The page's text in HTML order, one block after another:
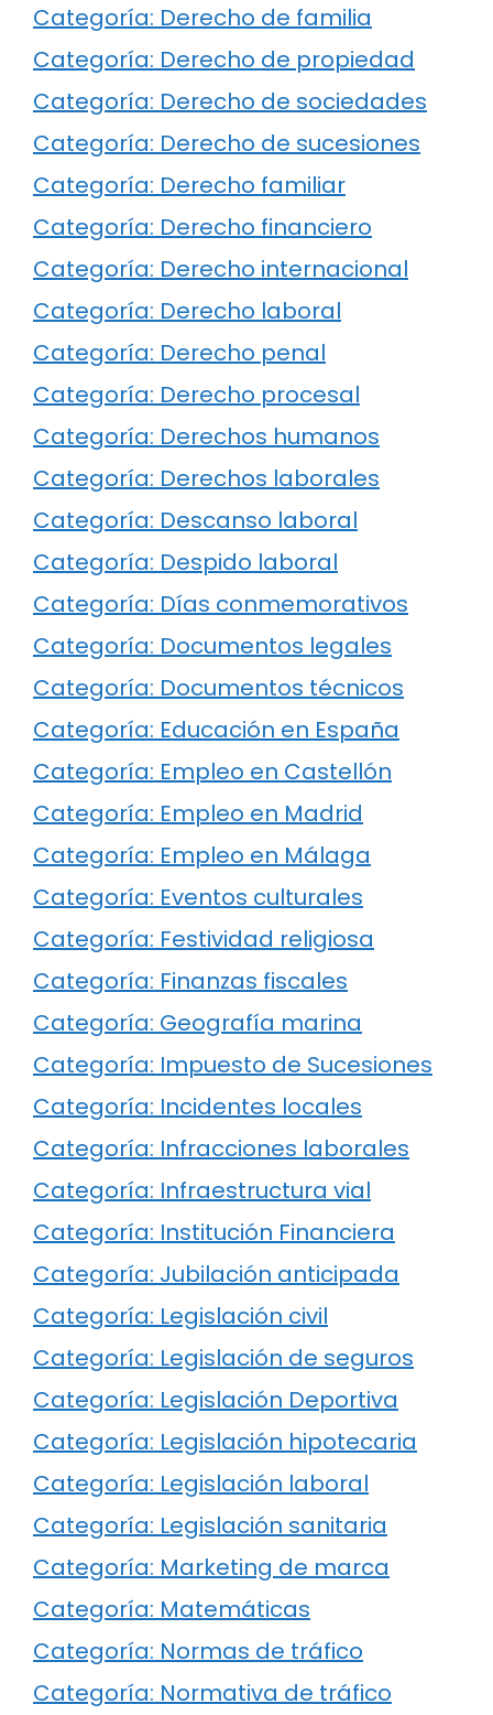
Categoría: Derecho de familia
Categoría: Derecho de propiedad
Categoría: Derecho de sociedades
Categoría: Derecho de sucesiones
Categoría: Derecho familiar
Categoría: Derecho financiero
Categoría: Derecho internacional
Categoría: Derecho laboral
Categoría: Derecho penal
Categoría: Derecho procesal
Categoría: Derechos humanos
Categoría: Derechos laborales
Categoría: Descanso laboral
Categoría: Despido laboral
Categoría: Días conmemorativos
Categoría: Documentos legales
Categoría: Documentos técnicos
Categoría: Educación en España
Categoría: Empleo en Castellón
Categoría: Empleo en Madrid
Categoría: Empleo en Málaga
Categoría: Eventos culturales
Categoría: Festividad religiosa
Categoría: Finanzas fiscales
Categoría: Geografía marina
Categoría: Impuesto de Sucesiones
Categoría: Incidentes locales
Categoría: Infracciones laborales
Categoría: Infraestructura vial
Categoría: Institución Financiera
Categoría: Jubilación anticipada
Categoría: Legislación civil
Categoría: Legislación de seguros
Categoría: Legislación Deportiva
Categoría: Legislación hipotecaria
Categoría: Legislación laboral
Categoría: Legislación sanitaria
Categoría: Marketing de marca
Categoría: Matemáticas
Categoría: Normas de tráfico
Categoría: Normativa de tráfico